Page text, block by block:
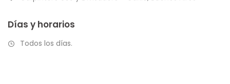
Días y horarios
Todos los días.